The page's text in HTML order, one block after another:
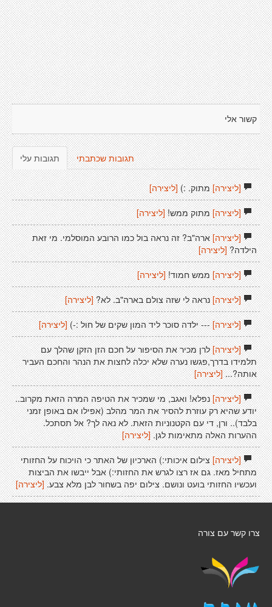
קשור אלי
תגובות עלי תגובות שכתבתי
[ליצירה]מתוק. :) [ליצירה]
[ליצירה]מתוק ממש! [ליצירה]
[ליצירה]ארה"ב? זה נראה בול כמו הרובע המוסלמי. מי זאת
הילדה?[ליצירה]
[ליצירה]ממש חמוד! [ליצירה]
[ליצירה]נראה לי שזה צולם בארה"ב. לא? [ליצירה]
[ליצירה]--- ילדה סוכר ליד המון שקים של חול :-) [ליצירה]
[ליצירה]לרן מכיר את הסיפור על חכם הזן הזקן שהלך עם
תלמידו בדרך,פגשו נערה שלא יכלה לחצות את הנהר והחכם העביר
אותה?...[ליצירה]
[ליצירה]נפלא! ואגב, מי שמכיר את הטיפה המרה הזאת מקרוב..
יודע שהיא רק עוזרת להסיר את המר מהלב (אפילו אם באופן זמני
בלבד).. ורן, די עם הקטנוניות הזאת. לא נאה לך? אל תסתכל.
ההערות האלה מתאימות לגן.[ליצירה]
[ליצירה]צילום איכותי:) הארכיון של האתר כי הויכוח על החזותי
מתחיל מאז. גם אז רצו לגרש את החזותי:) אבל ייבשו את הביצות
ועכשיו החזותי בועט ונושם. צילום יפה בשחור לבן מלא צבע. [ליצירה]
צרו קשר עם צורה